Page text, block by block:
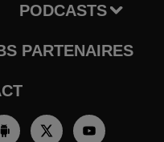
PODCASTS
PARTENAIRES